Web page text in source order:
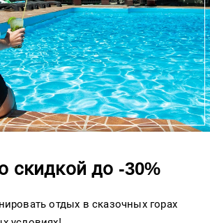
скидкой до -30%
отдых в сказочных горах